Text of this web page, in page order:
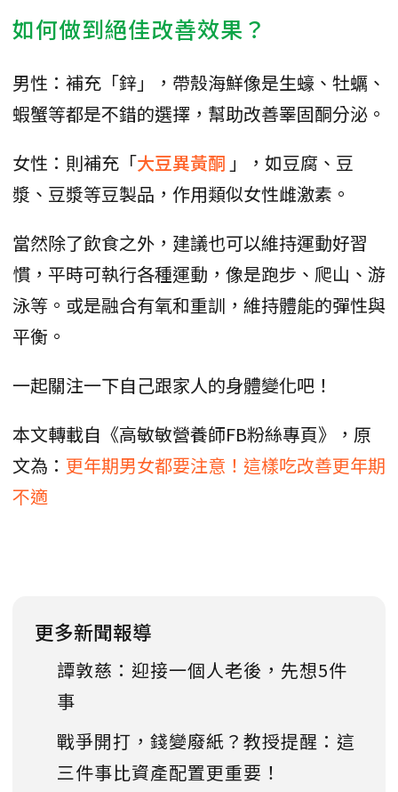
如何做到絕佳改善效果？
男性：補充「鋅」，帶殼海鮮像是生蠔、牡蠣、
蝦蟹等都是不錯的選擇，幫助改善睪固酮分泌。
女性：則補充「大豆異黃酮 」，如豆腐、豆
漿、豆漿等豆製品，作用類似女性雌激素。
當然除了飲食之外，建議也可以維持運動好習
慣，平時可執行各種運動，像是跑步、爬山、游
泳等。或是融合有氧和重訓，維持體能的彈性與
平衡。
一起關注一下自己跟家人的身體變化吧！
本文轉載自《高敏敏營養師FB粉絲專頁》，原
文為： 更年期男女都要注意！這樣吃改善更年期
不適
更多新聞報導
譚敦慈：迎接一個人老後，先想5件
事
戰爭開打，錢變廢紙？教授提醒：這
三件事比資產配置更重要！